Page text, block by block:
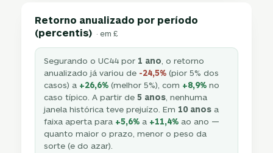
Retorno anualizado por período
(percentis) · em £
Segurando o UC44 por 1 ano , o retorno
anualizado já variou de -24,5% (pior 5% dos
casos) a +26,6% (melhor 5%), com +8,9% no
caso típico. A partir de5 anos , nenhuma
janela histórica teve prejuízo. Em 10 anos a
faixa aperta para +5,6% a +11,4% ao ano —
quanto maior o prazo, menor o peso da
sorte (e do azar).